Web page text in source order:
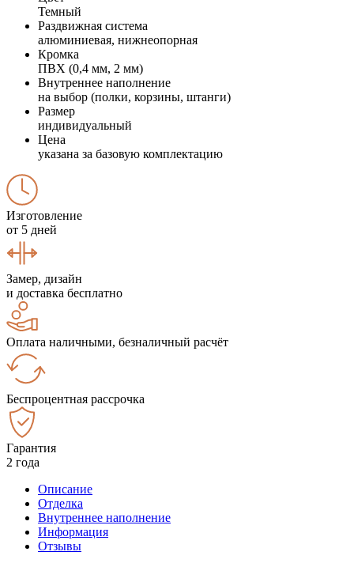
Темный
Раздвижная система
алюминиевая, нижнеопорная
Кромка
ПВХ (0,4 мм, 2 мм)
Внутреннее наполнение
на выбор (полки, корзины, штанги)
Размер
индивидуальный
Цена
указана за базовую комплектацию
Изготовление
от 5 дней
Замер, дизайн
и доставка бесплатно
Оплата наличными, безналичный расчёт
Беспроцентная рассрочка
Гарантия
2 года
Описание
Отделка
Внутреннее наполнение
Информация
Отзывы